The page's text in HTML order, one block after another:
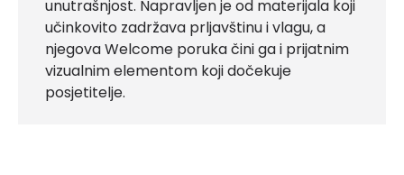
unutrašnjost. Napravljen je od materijala koji
učinkovito zadržava prljavštinu i vlagu, a
njegova Welcome poruka čini ga i prijatnim
vizualnim elementom koji dočekuje
posjetitelje.